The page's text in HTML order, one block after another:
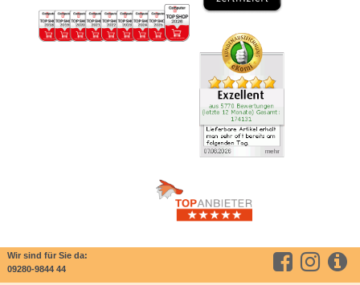
Wir sind für Sie da:
09280-9844 44